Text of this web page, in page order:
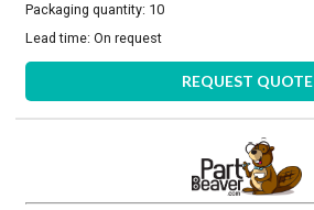
Packaging quantity: 10
Lead time:On request
REQUEST QUOTE